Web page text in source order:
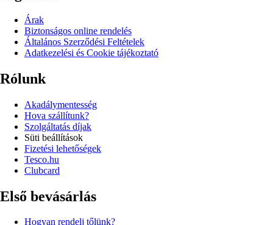
Árak
Biztonságos online rendelés
Általános Szerződési Feltételek
Adatkezelési és Cookie tájékoztató
Rólunk
Akadálymentesség
Hova szállítunk?
Szolgáltatás díjak
Süti beállítások
Fizetési lehetőségek
Tesco.hu
Clubcard
Első bevásárlás
Hogyan rendelj tőlünk?